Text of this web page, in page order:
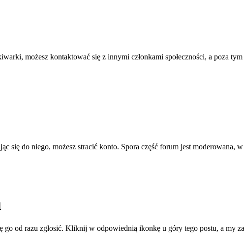
możesz kontaktować się z innymi członkami społeczności, a poza
się do niego, możesz stracić konto. Spora część forum jest moderowana,
go od razu zgłosić. Kliknij w odpowiednią ikonkę u góry tego postu, a my